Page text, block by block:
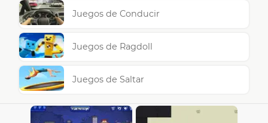
Juegos de Conducir
Juegos de Ragdoll
Juegos de Saltar